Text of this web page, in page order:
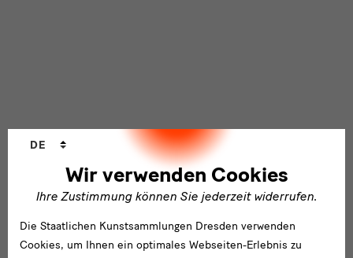
Wir verwenden Cookies
Ihre Zustimmung können Sie jederzeit widerrufen.
DE
Die Staatlichen Kunstsammlungen Dresden verwenden
Cookies, um Ihnen ein optimales Webseiten-Erlebnis zu